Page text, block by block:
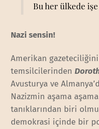
Bu her ülkede işe
Nazi sensin!
Amerikan
temsilcilerinden
Avusturya ve
Nazizmin aşama
tanıklarından biri
demokrasi içinde bir